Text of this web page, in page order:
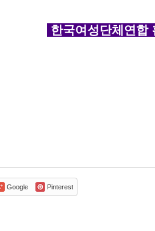
한국여성단체연
Google Pinterest